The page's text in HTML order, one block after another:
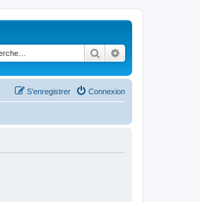
Rechercher
Connexion
S’enregistrer